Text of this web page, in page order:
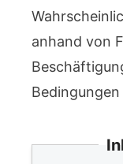
anhand von